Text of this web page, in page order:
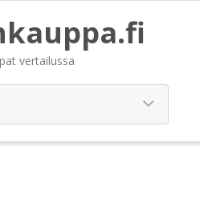
vertailussa